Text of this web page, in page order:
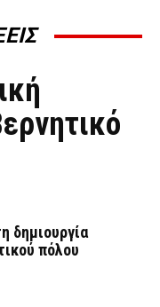
δημιουργία
πόλου